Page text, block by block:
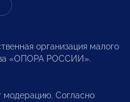
организация малого
«ОПОРА РОССИИ».
модерацию. Согласно